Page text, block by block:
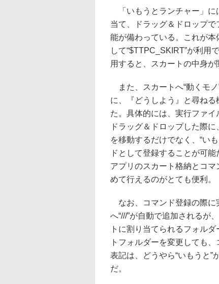
「いもうとランチャー」に
当て、ドラッグ＆ドロップで
能が備わっている。これが
して“$TTPC_SKIRT”が利用
用すると、スカートの中身が
また、スカートへ“動くモノ
に、『どうしよう』と尋ねる
た。具体的には、実行ファイ
ドラッグ＆ドロップした際
を移動するだけでなく、“い
ドとして登録することが可
アプリのスカート格納とコマ
めて行えるのがとても便利。
なお、コマンド登録の際に
へ“///”が自動で追加されるが
トに割り当てられるフォル
トフォルダーを変更しても
表記は、どうやら“いもうと”
だ。